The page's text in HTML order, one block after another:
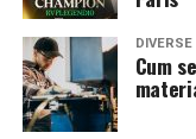
DIVERSE
Cum